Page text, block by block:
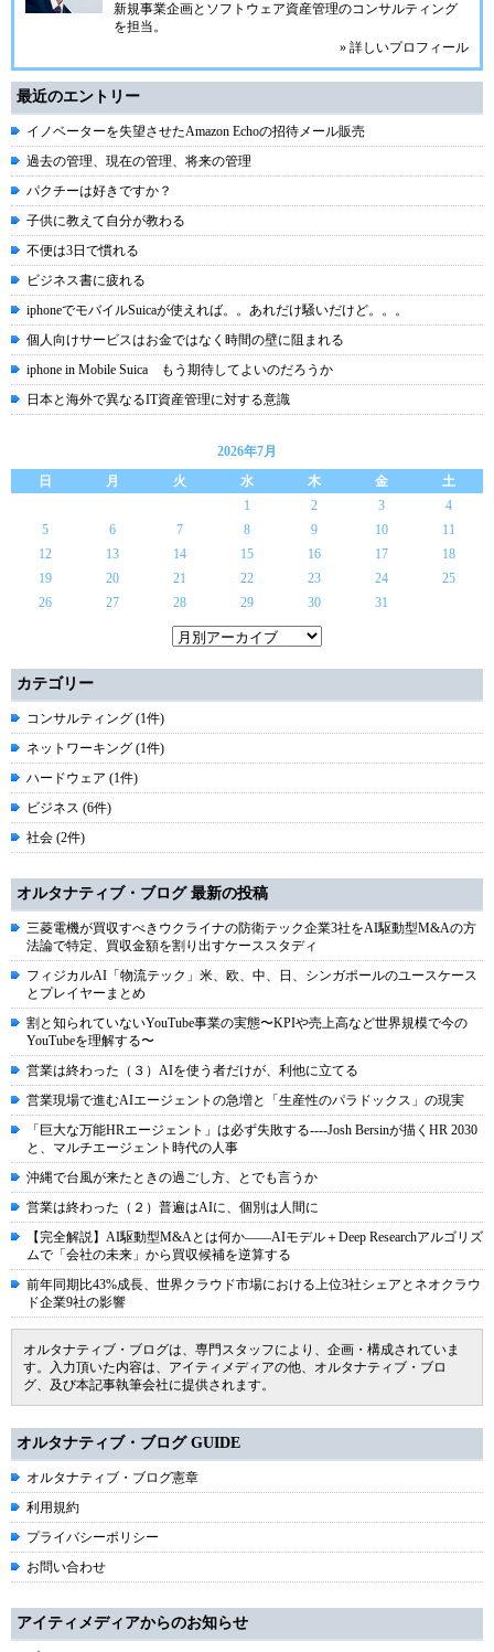
新規事業企画とソフトウェア資産管理のコンサルティング
を担当。
» 詳しいプロフィール
最近のエントリー
イノベーターを失望させたAmazon Echoの招待メール販売
過去の管理、現在の管理、将来の管理
パクチーは好きですか？
子供に教えて自分が教わる
不便は3日で慣れる
ビジネス書に疲れる
iphoneでモバイルSuicaが使えれば。。あれだけ騒いだけど。。。
個人向けサービスはお金ではなく時間の壁に阻まれる
iphone in Mobile Suica もう期待してよいのだろうか
日本と海外で異なるIT資産管理に対する意識
2026年7月
日
月 火 水 木 金
土
1
2 3
4
5
6 7 8 9 10
11
12
13 14 15 16 17
18
19
20 21 22 23 24
25
26
27 28 29 30 31
カテゴリー
コンサルティング (1件)
ネットワーキング (1件)
ハードウェア (1件)
ビジネス (6件)
社会 (2件)
オルタナティブ・ブログ 最新の投稿
三菱電機が買収すべきウクライナの防衛テック企業3社をAI駆動型M&Aの方
法論で特定、買収金額を割り出すケーススタディ
フィジカルAI「物流テック」米、欧、中、日、シンガポールのユースケース
とプレイヤーまとめ
割と知られていないYouTube事業の実態〜KPIや売上高など世界規模で今の
YouTubeを理解する〜
営業は終わった（３）AIを使う者だけが、利他に立てる
営業現場で進むAIエージェントの急増と「生産性のパラドックス」の現実
「巨大な万能HRエージェント」は必ず失敗する----Josh Bersinが描くHR 2030
と、マルチエージェント時代の人事
沖縄で台風が来たときの過ごし方、とでも言うか
営業は終わった（２）普遍はAIに、個別は人間に
【完全解説】AI駆動型M&Aとは何か――AIモデル＋Deep Researchアルゴリズ
ムで「会社の未来」から買収候補を逆算する
前年同期比43%成長、世界クラウド市場における上位3社シェアとネオクラウ
ド企業9社の影響
オルタナティブ・ブログは、専門スタッフにより、企画・構成されていま
す。入力頂いた内容は、アイティメディアの他、オルタナティブ・ブロ
グ、及び本記事執筆会社に提供されます。
オルタナティブ・ブログ GUIDE
オルタナティブ・ブログ憲章
利用規約
プライバシーポリシー
お問い合わせ
アイティメディアからのお知らせ